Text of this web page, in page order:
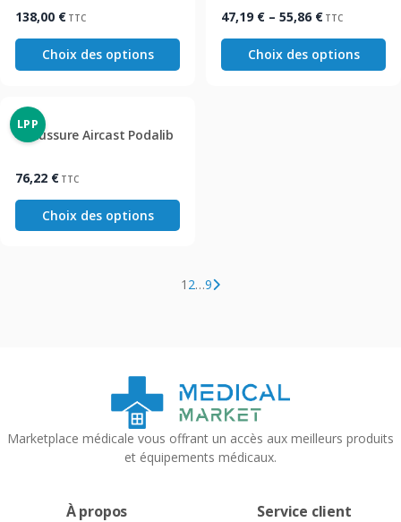
138,00 € TTC
Choix des options
47,19 € – 55,86 €
Plage
de
prix :
47,19 €
TTC
Choix des options
LPP
Chaussure Aircast Podalib
76,22 € TTC
Choix des options
1 2…9
Marketplace médicale vous offrant un accès aux meilleurs produits
et équipements médicaux.
À propos Service client